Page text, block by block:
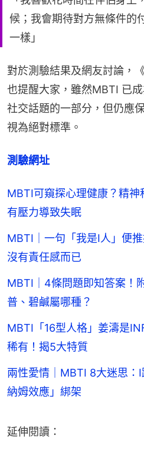
候；我會期待對方無條件的
一樣」
對於測驗結果及網友討論，
也提醒大家，雖然MBTI 已
社交話題的一部分，但仍應
視為絕對標準。
測驗網址
MBTI可窺探心理健康？精
有壓力導致失眠
MBTI｜一句「我是I人」便
沒有責任感而已
MBTI｜4條問題即知答案！
普、碧鹹屬哪種？
MBTI「16型人格」姜濤是
稀有！揭5大特質
兩性愛情｜MBTI 8大迷思：
納姆效應」綁架
延伸閱讀：